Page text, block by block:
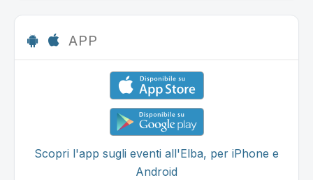
APP
Scopri l'app sugli eventi all'Elba, per iPhone e
Android